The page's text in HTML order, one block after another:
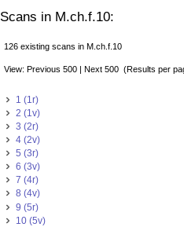
Scans in M.ch.f.10:
126 existing scans in M.ch.f.10
View: Previous 500 | Next 500 (Results per
1 (1r)
2 (1v)
3 (2r)
4 (2v)
5 (3r)
6 (3v)
7 (4r)
8 (4v)
9 (5r)
10 (5v)